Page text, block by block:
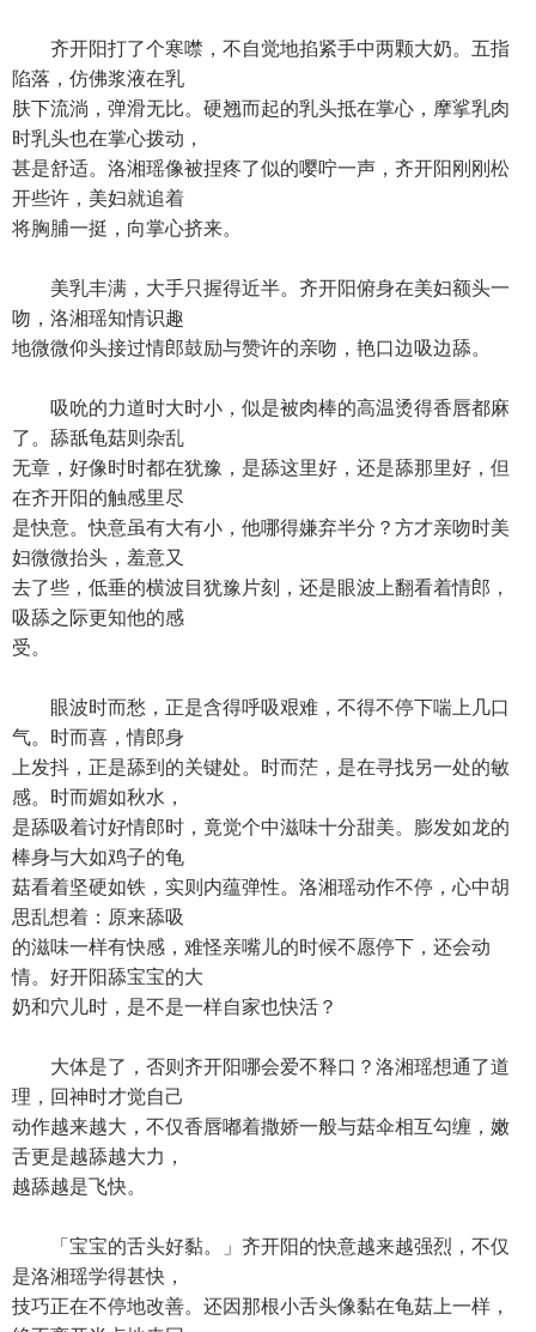
齐开阳打了个寒噤，不自觉地掐紧手中两颗大奶。五指
陷落，仿佛浆液在乳
肤下流淌，弹滑无比。硬翘而起的乳头抵在掌心，摩挲乳肉
时乳头也在掌心拨动，
甚是舒适。洛湘瑶像被捏疼了似的嘤咛一声，齐开阳刚刚松
开些许，美妇就追着
将胸脯一挺，向掌心挤来。
美乳丰满，大手只握得近半。齐开阳俯身在美妇额头一
吻，洛湘瑶知情识趣
地微微仰头接过情郎鼓励与赞许的亲吻，艳口边吸边舔。
吸吮的力道时大时小，似是被肉棒的高温烫得香唇都麻
了。舔舐龟菇则杂乱
无章，好像时时都在犹豫，是舔这里好，还是舔那里好，但
在齐开阳的触感里尽
是快意。快意虽有大有小，他哪得嫌弃半分？方才亲吻时美
妇微微抬头，羞意又
去了些，低垂的横波目犹豫片刻，还是眼波上翻看着情郎，
吸舔之际更知他的感
受。
眼波时而愁，正是含得呼吸艰难，不得不停下喘上几口
气。时而喜，情郎身
上发抖，正是舔到的关键处。时而茫，是在寻找另一处的敏
感。时而媚如秋水，
是舔吸着讨好情郎时，竟觉个中滋味十分甜美。膨发如龙的
棒身与大如鸡子的龟
菇看着坚硬如铁，实则内蕴弹性。洛湘瑶动作不停，心中胡
思乱想着：原来舔吸
的滋味一样有快感，难怪亲嘴儿的时候不愿停下，还会动
情。好开阳舔宝宝的大
奶和穴儿时，是不是一样自家也快活？
大体是了，否则齐开阳哪会爱不释口？洛湘瑶想通了道
理，回神时才觉自己
动作越来越大，不仅香唇嘟着撒娇一般与菇伞相互勾缠，嫩
舌更是越舔越大力，
越舔越是飞快。
「宝宝的舌头好黏。」齐开阳的快意越来越强烈，不仅
是洛湘瑶学得甚快，
技巧正在不停地改善。还因那根小舌头像黏在龟菇上一样，